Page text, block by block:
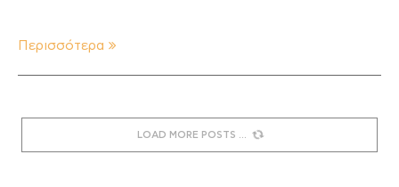
Περισσότερα
LOAD MORE POSTS